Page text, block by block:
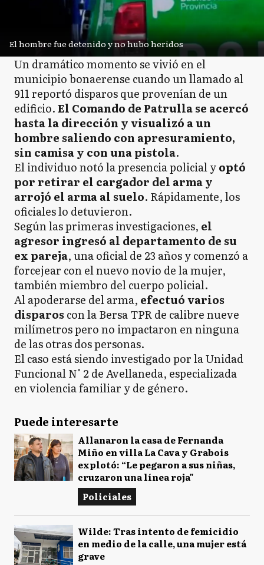
El hombre fue detenido y no hubo heridos
Un dramático momento se vivió en el
municipio bonaerense cuando un llamado al
911 reportó disparos que provenían de un
edificio.El Comando de Patrulla se acercó
hasta la dirección y visualizó a un
hombre saliendo con apresuramiento,
sin camisa y con una pistola.
El individuo notó la presencia policial yoptó
por retirar el cargador del arma y
arrojó el arma al suelo. Rápidamente, los
oficiales lo detuvieron.
Según las primeras investigaciones, el
agresor ingresó al departamento de su
ex pareja, una oficial de 23 años y comenzó a
forcejear con el nuevo novio de la mujer,
también miembro del cuerpo policial.
Al apoderarse del arma, efectuó varios
disparos con la Bersa TPR de calibre nueve
milímetros pero no impactaron en ninguna
de las otras dos personas.
El caso está siendo investigado por la Unidad
Funcional N° 2 de Avellaneda, especializada
en violencia familiar y de género.
Puede interesarte
Allanaron la casa de Fernanda
Miño en villa La Cava y Grabois
explotó: “Le pegaron a sus niñas,
cruzaron una línea roja"
Policiales
Wilde: Tras intento de femicidio
en medio de la calle, una mujer está
grave